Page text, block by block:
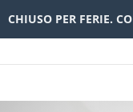
CHIUSO PER FERIE.